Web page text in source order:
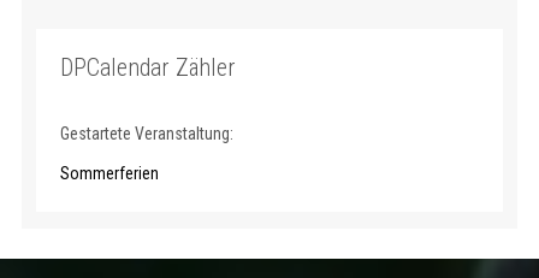
DPCalendar Zähler
Gestartete Veranstaltung:
Sommerferien